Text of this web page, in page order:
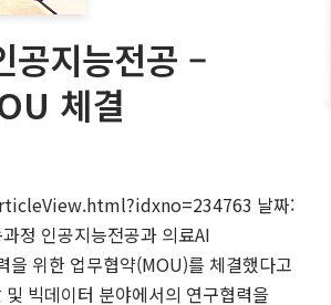
공지능전공 –
체결
날짜:
정 인공지능전공과 의료AI
을 위한 업무협약(MOU)를 체결했다고
빅데이터 분야에서의 연구협력을